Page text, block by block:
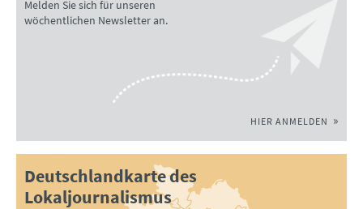
Melden Sie sich für unseren
wöchentlichen Newsletter an.
HIER ANMELDEN
Deutschlandkarte des
Lokaljournalismus